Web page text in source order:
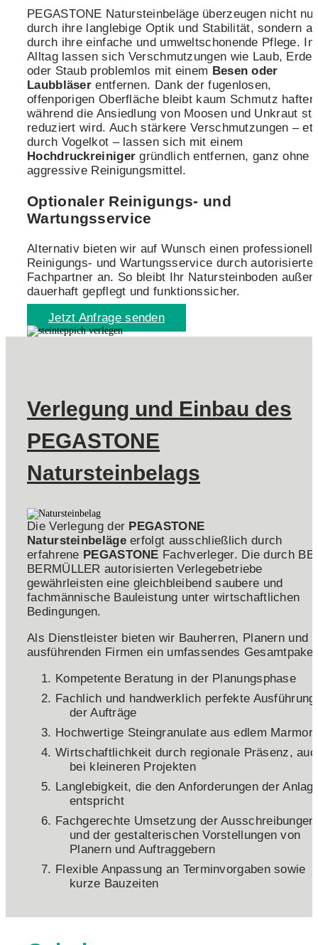
PEGASTONE Natursteinbeläge überzeugen nicht nur
durch ihre langlebige Optik und Stabilität, sondern
durch ihre einfache und umweltschonende Pflege. Im
Alltag lassen sich Verschmutzungen wie Laub, Erde
oder Staub problemlos mit einem Besen oder
Laubbläser entfernen. Dank der fugenlosen,
offenporigen Oberfläche bleibt kaum Schmutz
während die Ansiedlung von Moosen und Unkraut
reduziert wird. Auch stärkere Verschmutzungen –
durch Vogelkot – lassen sich mit einem
Hochdruckreiniger gründlich entfernen, ganz ohne
aggressive Reinigungsmittel.
Optionaler Reinigungs- und
Wartungsservice
Alternativ bieten wir auf Wunsch einen
Reinigungs- und Wartungsservice durch autorisierte
Fachpartner an. So bleibt Ihr Natursteinboden außen
dauerhaft gepflegt und funktionssicher.
Jetzt Anfrage senden
Verlegung und Einbau des
PEGASTONE
Natursteinbelags
Die Verlegung der PEGASTONE
Natursteinbeläge erfolgt ausschließlich durch
erfahrene PEGASTONE Fachverleger. Die durch
BERMÜLLER autorisierten Verlegebetriebe
gewährleisten eine gleichbleibend saubere und
fachmännische Bauleistung unter wirtschaftlichen
Bedingungen.
Als Dienstleister bieten wir Bauherren, Planern und
ausführenden Firmen ein umfassendes
Kompetente Beratung in der Planungsphase
Fachlich und handwerklich perfekte Ausführung
der Aufträge
Hochwertige Steingranulate aus edlem Marmor
Wirtschaftlichkeit durch regionale Präsenz,
bei kleineren Projekten
Langlebigkeit, die den Anforderungen der
entspricht
Fachgerechte Umsetzung der Ausschreibungen
und der gestalterischen Vorstellungen von
Planern und Auftraggebern
Flexible Anpassung an Terminvorgaben sowie
kurze Bauzeiten